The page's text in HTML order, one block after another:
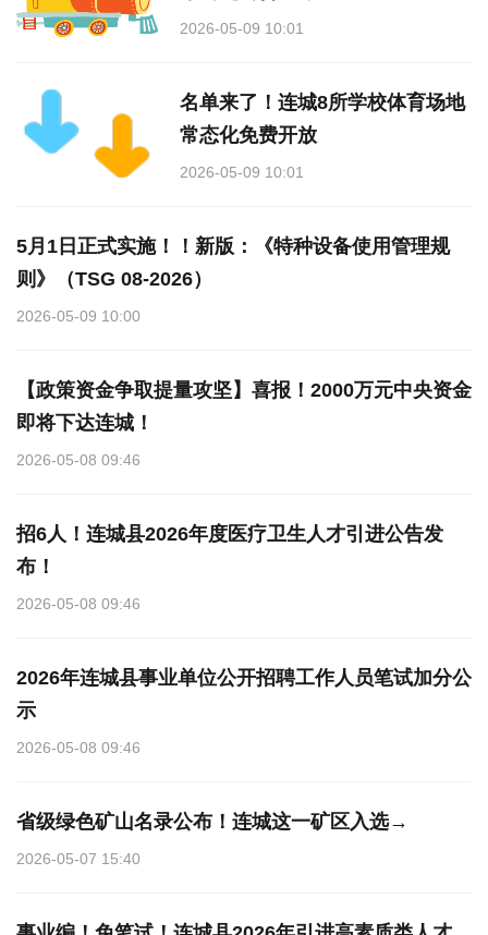
2026-05-09 10:01
名单来了！连城8所学校体育场地
常态化免费开放
2026-05-09 10:01
5月1日正式实施！！新版：《特种设备使用管理规
则》（TSG 08-2026）
2026-05-09 10:00
【政策资金争取提量攻坚】喜报！2000万元中央资金
即将下达连城！
2026-05-08 09:46
招6人！连城县2026年度医疗卫生人才引进公告发
布！
2026-05-08 09:46
2026年连城县事业单位公开招聘工作人员笔试加分公
示
2026-05-08 09:46
省级绿色矿山名录公布！连城这一矿区入选→
2026-05-07 15:40